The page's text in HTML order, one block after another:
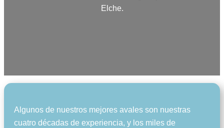
Elche.
Algunos de nuestros mejores avales son nuestras
cuatro décadas de experiencia, y los miles de